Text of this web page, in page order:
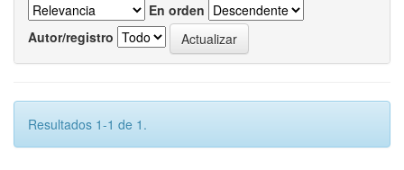
En orden
Autor/registro
Resultados 1-1 de 1.